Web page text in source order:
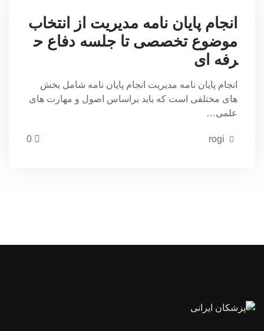
انجام پایان نامه مدیریت از انتخاب
موضوع تخصصی تا جلسه دفاع ح
رفه ای
انجام پایان نامه مدیریت انجام پایان نامه شامل بخش
های مختلفی است که باید براساس اصول و مهارت های
علمی…
rogi